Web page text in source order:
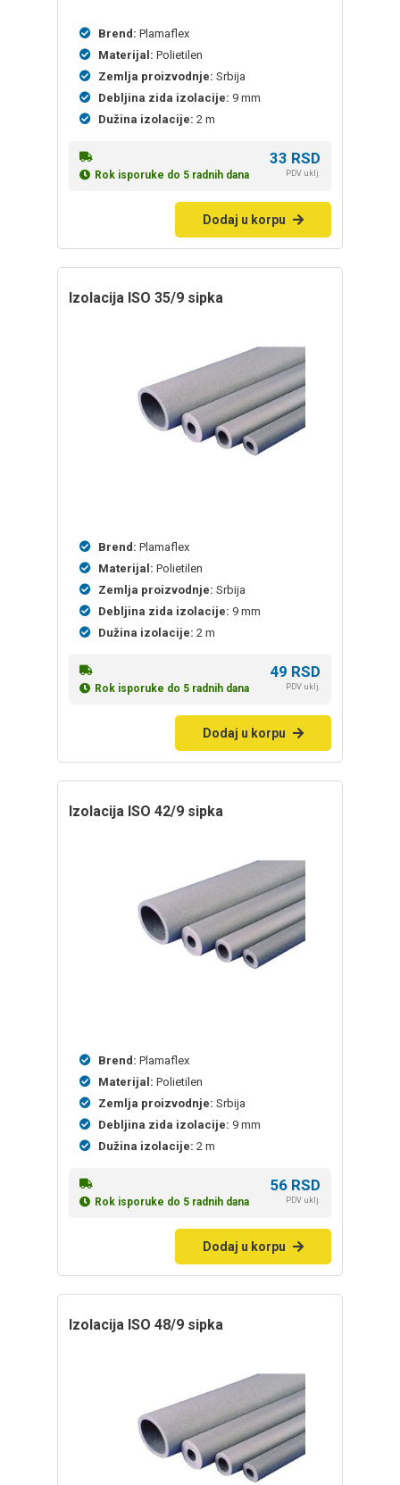
Brend: Plamaflex
Materijal: Polietilen
Zemlja proizvodnje: Srbija
Debljina zida izolacije: 9 mm
Dužina izolacije: 2 m
Rok isporuke do 5 radnih dana
33 RSD
PDV uklj.
Dodaj u korpu
izolacija ISO 35/9 sipka
Brend: Plamaflex
Materijal: Polietilen
Zemlja proizvodnje: Srbija
Debljina zida izolacije: 9 mm
Dužina izolacije: 2 m
Rok isporuke do 5 radnih dana
49 RSD
PDV uklj.
Dodaj u korpu
izolacija ISO 42/9 sipka
Brend: Plamaflex
Materijal: Polietilen
Zemlja proizvodnje: Srbija
Debljina zida izolacije: 9 mm
Dužina izolacije: 2 m
Rok isporuke do 5 radnih dana
56 RSD
PDV uklj.
Dodaj u korpu
izolacija ISO 48/9 sipka